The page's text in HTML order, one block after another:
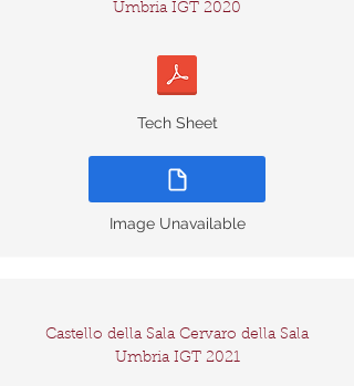
Umbria IGT 2020
Tech Sheet
Image Unavailable
Castello della Sala Cervaro della Sala
Umbria IGT 2021